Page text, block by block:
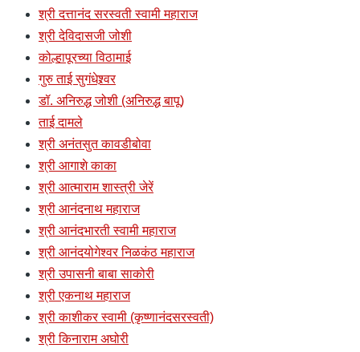
श्री दत्तानंद सरस्वती स्वामी महाराज
श्री देविदासजी जोशी
कोल्हापूरच्या विठामाई
गुरु ताई सुगंधेश्र्वर
डॉ. अनिरुद्ध जोशी (अनिरुद्ध बापू)
ताई दामले
श्री अनंतसुत कावडीबोवा
श्री आगाशे काका
श्री आत्माराम शास्त्री जेरें
श्री आनंदनाथ महाराज
श्री आनंदभारती स्वामी महाराज
श्री आनंदयोगेश्वर निळकंठ महाराज
श्री उपासनी बाबा साकोरी
श्री एकनाथ महाराज
श्री काशीकर स्वामी (कृष्णानंदसरस्वती)
श्री किनाराम अघोरी